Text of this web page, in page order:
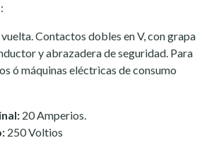
:
Contactos dobles en V, con grapa
y abrazadera de seguridad. Para
ó máquinas eléctricas de consumo
20 Amperios.
250 Voltios